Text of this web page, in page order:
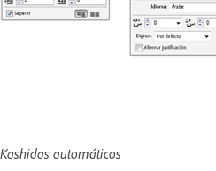
Kashidas automáticos